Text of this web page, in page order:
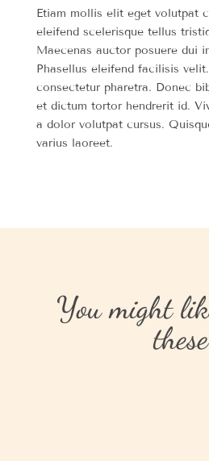
Etiam mollis elit eget volutpat
eleifend scelerisque tellus
Maecenas auctor posuere dui
Phasellus eleifend facilisis
consectetur pharetra. Donec
et dictum tortor hendrerit id.
a dolor volutpat cursus.
varius laoreet.
You might
these